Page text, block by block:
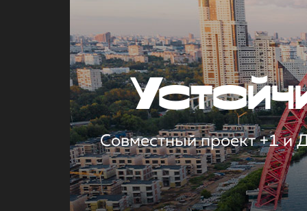
Совместный проект +1 и